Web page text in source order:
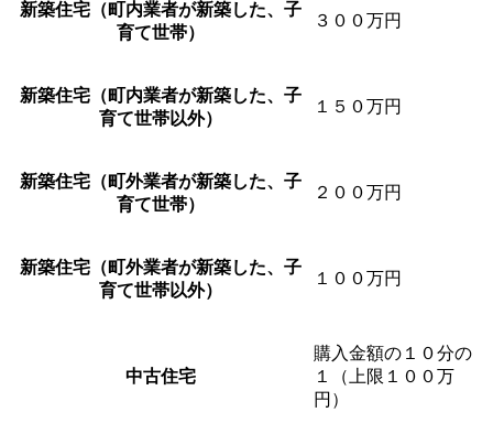
新築住宅（町内業者が新築した、子
育て世帯）
３００万円
新築住宅（町内業者が新築した、子
育て世帯以外）
１５０万円
新築住宅（町外業者が新築した、子
育て世帯）
２００万円
新築住宅（町外業者が新築した、子
育て世帯以外）
１００万円
中古住宅
購入金額の１０分の
１（上限１００万
円）